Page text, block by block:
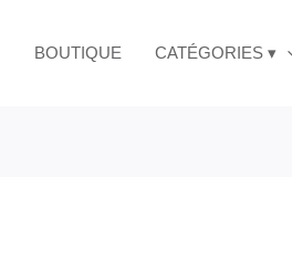
BOUTIQUE CATÉGORIES ▾